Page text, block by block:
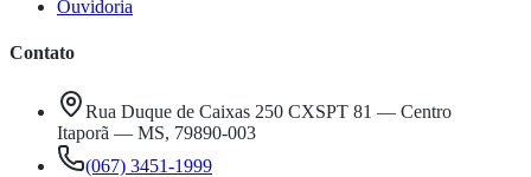
Ouvidoria
Contato
Rua Duque de Caixas 250 CXSPT 81 — Centro
Itaporã — MS, 79890-003
(067) 3451-1999